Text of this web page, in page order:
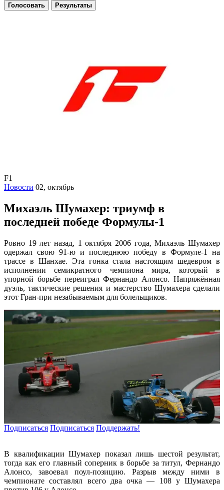
Голосовать Результаты
F1
Новости 02, октябрь
Михаэль Шумахер: триумф в
последней победе Формулы-1
Ровно 19 лет назад, 1 октября 2006 года, Михаэль Шумахер
одержал свою 91-ю и последнюю победу в Формуле-1 на
трассе в Шанхае. Эта гонка стала настоящим шедевром в
исполнении семикратного чемпиона мира, который в
упорной борьбе переиграл Фернандо Алонсо. Напряжённая
дуэль, тактические решения и мастерство Шумахера сделали
этот Гран-при незабываемым для болельщиков.
Подписаться Подписаться Поддержать!
В квалификации Шумахер показал лишь шестой результат,
тогда как его главный соперник в борьбе за титул, Фернандо
Алонсо, завоевал поул-позицию. Разрыв между ними в
чемпионате составлял всего два очка — 108 у Шумахера